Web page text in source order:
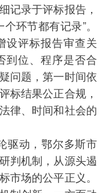
记录于评标报告，
环节都有记录”。
设评标报告审查关
到位、程序是否合
问题，第一时间依
标结果公正合规，
律、时间和社会的
动，鄂尔多斯市
判机制，从源头遏
市场的公平正义。